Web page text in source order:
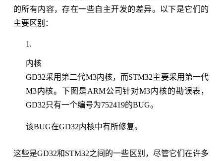
的所有内容，存在一些自主开发的差异。以下是它们的
主要区别：
内核
GD32采用第二代M3内核，而STM32主要采用第一代
M3内核。下图是ARM公司针对M3内核的勘误表，
GD32只有一个编号为752419的BUG。
该BUG在GD32内核中有所修复。
这些是GD32和STM32之间的一些区别，尽管它们在许多